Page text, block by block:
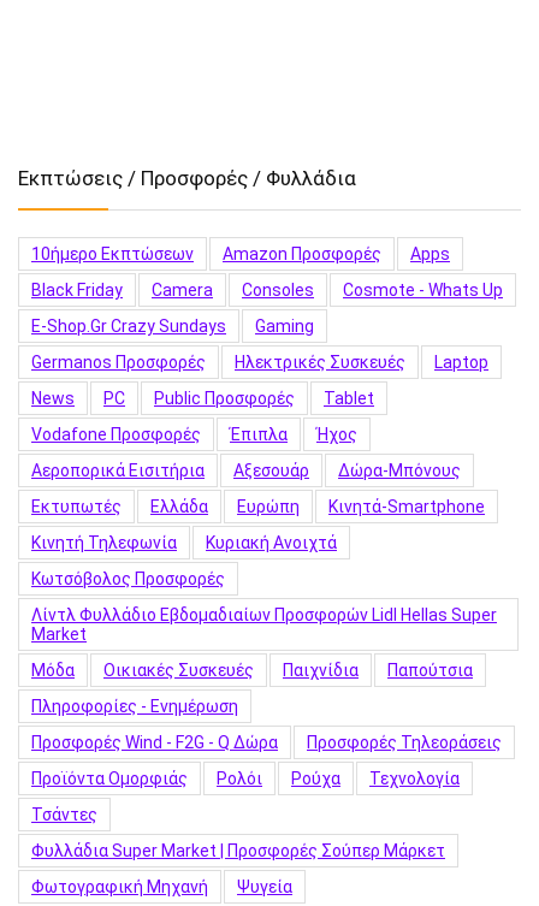
Εκπτώσεις / Προσφορές / Φυλλάδια
10ήμερο Εκπτώσεων Amazon Προσφορές
Apps
Black Friday
Camera Consoles
Cosmote - Whats Up
E-Shop.gr Crazy Sundays
Gaming
Germanos Προσφορές
Hλεκτρικές Συσκευές
Laptop
News
PC Public Προσφορές
Tablet
Vodafone Προσφορές
Έπιπλα
Ήχος
Αεροπορικά Εισιτήρια
Αξεσουάρ
Δώρα-Μπόνους
Εκτυπωτές
Ελλάδα Ευρώπη
Κινητά-Smartphone
Κινητή Τηλεφωνία
Κυριακή Ανοιχτά
Κωτσόβολος Προσφορές
Λίντλ Φυλλάδιο Εβδομαδιαίων Προσφορών Lidl Hellas Super
Market
Μόδα
Οικιακές Συσκευές Παιχνίδια
Παπούτσια
Πληροφορίες - Ενημέρωση
Προσφορές Wind - F2G - Q Δώρα
Προσφορές Τηλεοράσεις
Προϊόντα Ομορφιάς
Ρολόι Ρούχα
Τεχνολογία
Τσάντες
Φυλλάδια Super Market | Προσφορές Σούπερ Μάρκετ
Φωτογραφική Μηχανή
Ψυγεία